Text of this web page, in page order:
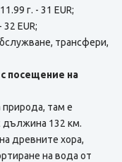
г. - 31 EUR;
EUR;
трансфери,
посещение на
природа, там е
дължина 132 км.
древните хора,
на вода от